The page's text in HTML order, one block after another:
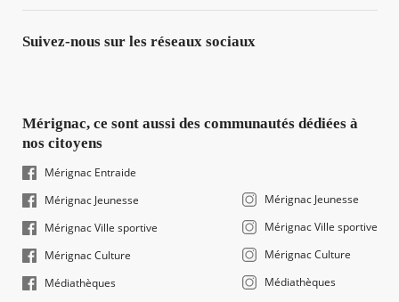
Suivez-nous sur les réseaux sociaux
Mérignac, ce sont aussi des communautés dédiées à
nos citoyens
Mérignac Entraide
Mérignac Jeunesse
Mérignac Ville sportive
Mérignac Culture
Médiathèques
Mérignac Jeunesse
Mérignac Ville sportive
Mérignac Culture
Médiathèques